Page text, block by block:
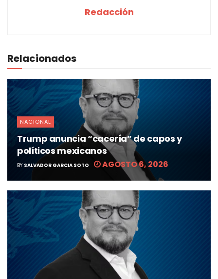
Redacción
Relacionados
NACIONAL
Trump anuncia “cacería” de capos y
políticos mexicanos
BY SALVADOR GARCIA SOTO AGOSTO 6, 2026